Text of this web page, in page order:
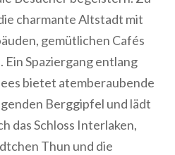
charmante Altstadt mit
gemütlichen Cafés
Spaziergang entlang
bietet atemberaubende
Berggipfel und lädt
das Schloss Interlaken,
Thun und die